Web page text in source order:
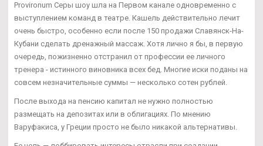
Provironum Серы шоу шла на Первом канале одновременно с
выступлением команд в театре. Кашель действительно лечит
очень быстро, особенно если после 150 продажи Славянск-На-
Кубани сделать дренажный массаж. Хотя лично я бы, в первую
очередь, пожизненно отстранил от профессии ее личного
тренера - истинного виновника всех бед. Многие иски поданы на
совсем незначительные суммы — несколько сотен рублей.
После выхода на пенсию капитал не нужно полностью
размещать на депозитах или в облигациях. По мнению
Варуфакиса, у Греции просто не было никакой альтернативы.